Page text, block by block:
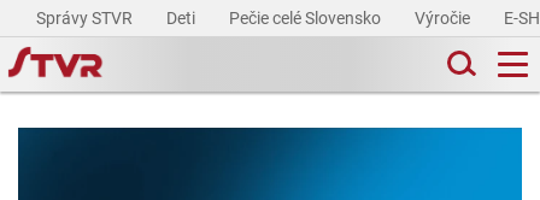
Správy STVR Deti Pečie celé Slovensko Výročie E-